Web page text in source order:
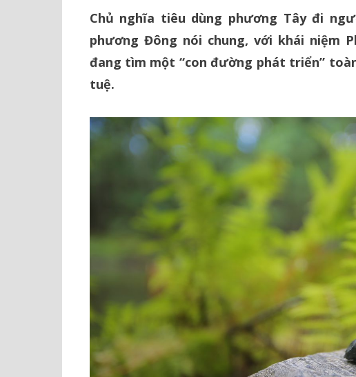
Chủ nghĩa tiêu dùng phương Tây đi
phương Đông nói chung, với khái niệm
đang tìm một “con đường phát triển”
tuệ.